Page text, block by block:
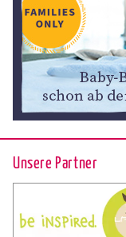
Unsere Partner